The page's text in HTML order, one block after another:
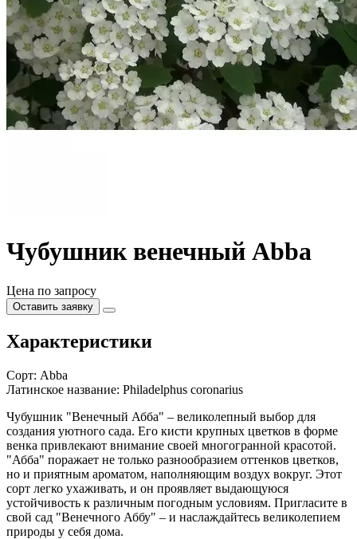
Чубушник венечный Abba
Цена по запросу
Оставить заявку
Характеристики
Сорт: Abba
Латинское название: Philadelphus coronarius
Чубушник "Венечный Абба" – великолепный выбор для
создания уютного сада. Его кисти крупных цветков в форме
венка привлекают внимание своей многогранной красотой.
"Абба" поражает не только разнообразием оттенков цветков,
но и приятным ароматом, наполняющим воздух вокруг. Этот
сорт легко ухаживать, и он проявляет выдающуюся
устойчивость к различным погодным условиям. Пригласите в
свой сад "Венечного Аббу" – и наслаждайтесь великолепием
природы у себя дома.